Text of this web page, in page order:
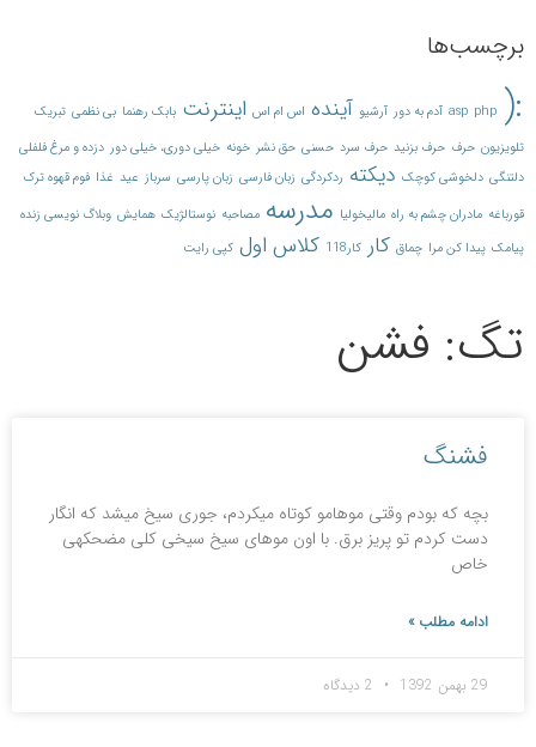
برچسب‌ها
:(
asp php آدم به دور آرشیو آینده اس ام اس اینترنت بابک رهنما بی نظمی تبریک
تلویزیون حرف حرف بزنید حرف سرد حسنی حق نشر خونه خیلی دوری، خیلی دور دزده و مرغ فلفلی
دلتنگی دلخوشی کوچک دیکته ردکردگی زبان فارسی زبان پارسی سرباز عید غذا فوم قهوه ترک
قورباغه مادران چشم به راه مالیخولیا مدرسه مصاحبه نوستالژیک همایش وبلاگ نویسی زنده
پیامک پیدا کن مرا چماق کار کار118 کلاس اول کپی رایت
تگ: فشن
فشنگ
بچه که بودم وقتی موهامو کوتاه می‎کردم، جوری سیخ می‎شد که انگار
دست کردم تو پریز برق. با اون موهای سیخ سیخی کلی مضحکه‎ی
خاص
ادامه مطلب »
29 بهمن 1392